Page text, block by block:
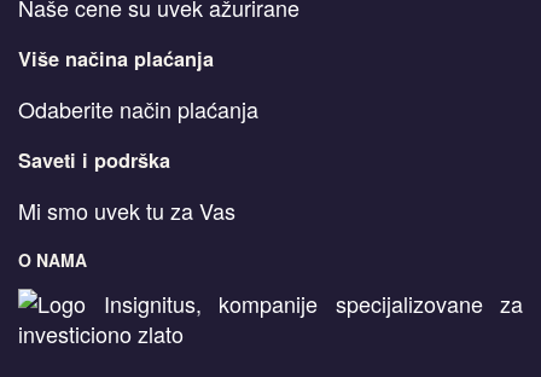
Naše cene su uvek ažurirane
Više načina plaćanja
Odaberite način plaćanja
Saveti i podrška
Mi smo uvek tu za Vas
O NAMA